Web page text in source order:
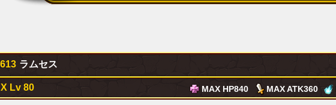
ラムセス
Lv 80 MAX HP840 MAX ATK360